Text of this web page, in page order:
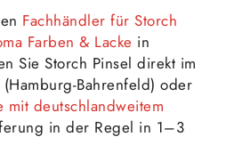
Fachhändler für Storch
Farben & Lacke in
Sie Storch Pinsel direkt im
(Hamburg-Bahrenfeld) oder
mit deutschlandweitem
in der Regel in 1–3